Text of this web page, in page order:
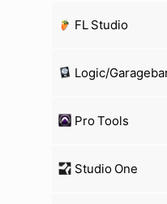
FL Studio
Logic/
Pro Tools
Studio One